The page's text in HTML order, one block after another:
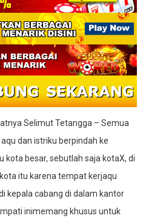
Selimut Tetangga – Semua
dan istriku berpindah ke
kota besar, sebutlah saja kotaX, di
itu karena tempat kerjaqu
kepala cabang di dalam kantor
inimemang khusus untuk